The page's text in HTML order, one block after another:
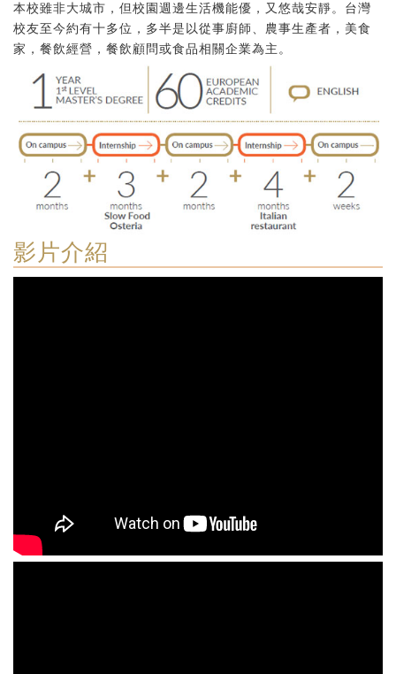
本校雖非大城市，但校園週邊生活機能優，又悠哉安靜。台灣
校友至今約有十多位，多半是以從事廚師、農事生產者，美食
家，餐飲經營，餐飲顧問或食品相關企業為主。
影片介紹